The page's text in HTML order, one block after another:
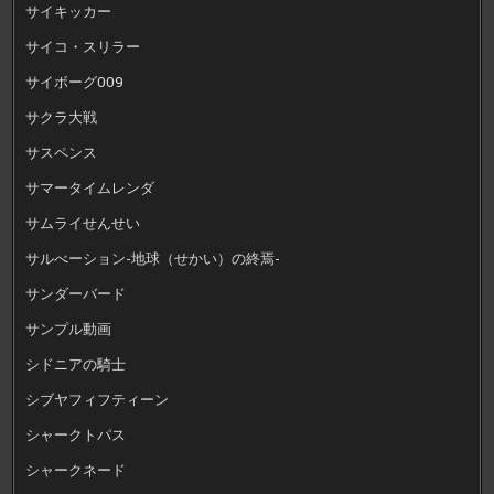
サイキッカー
サイコ・スリラー
サイボーグ009
サクラ大戦
サスペンス
サマータイムレンダ
サムライせんせい
サルべーション-地球（せかい）の終焉-
サンダーバード
サンプル動画
シドニアの騎士
シブヤフィフティーン
シャークトパス
シャークネード